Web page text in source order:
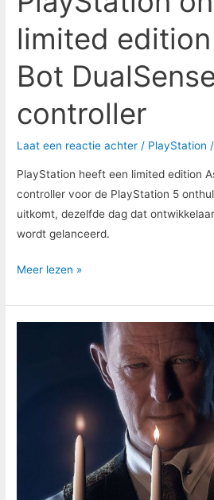
limited
Bot
controller
Laat een reactie achter / PlayStation /
PlayStation heeft een limited edition
controller voor de PlayStation 5
uitkomt, dezelfde dag dat
wordt gelanceerd.
Meer lezen »